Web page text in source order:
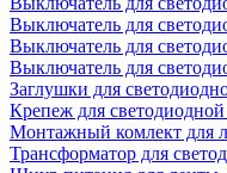
Выключатель для
Выключатель для
Выключатель для
Заглушки для
Крепеж для
Монтажный комлект для
Трансформатор для